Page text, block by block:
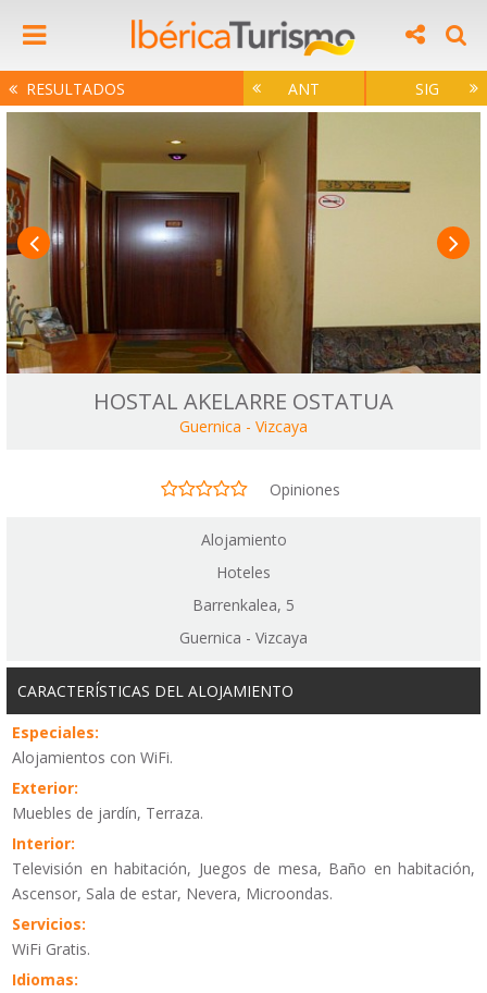
RESULTADOS ANT SIG
HOSTAL AKELARRE OSTATUA
Guernica - Vizcaya
Opiniones
Alojamiento
Hoteles
Barrenkalea, 5
Guernica - Vizcaya
CARACTERÍSTICAS DEL ALOJAMIENTO
Especiales:
Alojamientos con WiFi.
Exterior:
Muebles de jardín, Terraza.
Interior:
Televisión en habitación, Juegos de mesa, Baño en habitación,
Ascensor, Sala de estar, Nevera, Microondas.
Servicios:
WiFi Gratis.
Idiomas: